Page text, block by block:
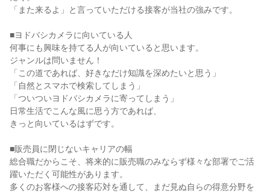
「また来るよ」と言っていただける接客が当社の強みです。
■ヨドバシカメラに向いている人
何事にも興味を持てる人が向いていると思います。
ジャンルは問いません！
「この道であれば、好きなだけ知識を深めたいと思う」
「自然とスマホで検索してしまう」
「ついついヨドバシカメラに寄ってしまう」
日常生活でこんな風に思う方であれば、
きっと向いているはずです。
■販売員に閉じないキャリアの幅
総合職だからこそ、将来的に販売職のみならず様々な部署でご活
躍いただく可能性があります。
多くのお客様への接客応対を通して、まだ見ぬ自らの得意分野を